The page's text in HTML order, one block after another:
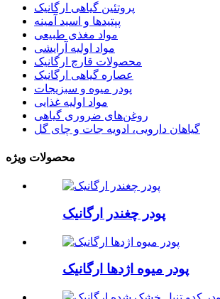
پروتئین گیاهی ارگانیک
پپتیدها و اسید آمینه
مواد مغذی طبیعی
مواد اولیه آرایشی
محصولات قارچ ارگانیک
عصاره گیاهی ارگانیک
پودر میوه و سبزیجات
مواد اولیه غذایی
روغن‌های ضروری گیاهی
گیاهان دارویی، ادویه جات و چای گل
محصولات ویژه
پودر چغندر ارگانیک
پودر میوه اژدها ارگانیک